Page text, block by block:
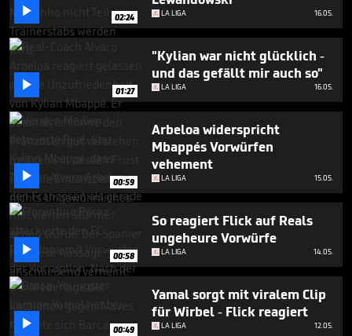
minute,
seconds
 02:24 LA LIGA 16.05.
 01:27
"Kylian war nicht glücklich -
und das gefällt mir auch so"
LA LIGA 16.05.
 00:59
Arbeloa widerspricht
Mbappés Vorwürfen
vehement
LA LIGA 15.05.
 00:58
So reagiert Flick auf Reals
ungeheure Vorwürfe
LA LIGA 14.05.
 00:49
Yamal sorgt mit viralem Clip
für Wirbel - Flick reagiert
LA LIGA 12.05.